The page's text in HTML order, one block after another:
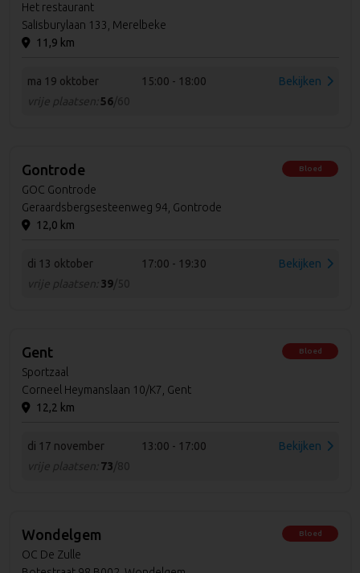
Het restaurant
Salisburylaan 133, Merelbeke
11,9 km
ma 19 oktober
15:00 - 18:00
vrije plaatsen: 56/60
Bekijken
Gontrode
GOC Gontrode
Geraardsbergsesteenweg 94, Gontrode
12,0 km
Bloed
di 13 oktober
17:00 - 19:30
vrije plaatsen: 39/50
Bekijken
Gent
Sportzaal
Corneel Heymanslaan 10/K7, Gent
12,2 km
Bloed
di 17 november
13:00 - 17:00
vrije plaatsen: 73/80
Bekijken
Wondelgem
OC De Zulle
Bloed